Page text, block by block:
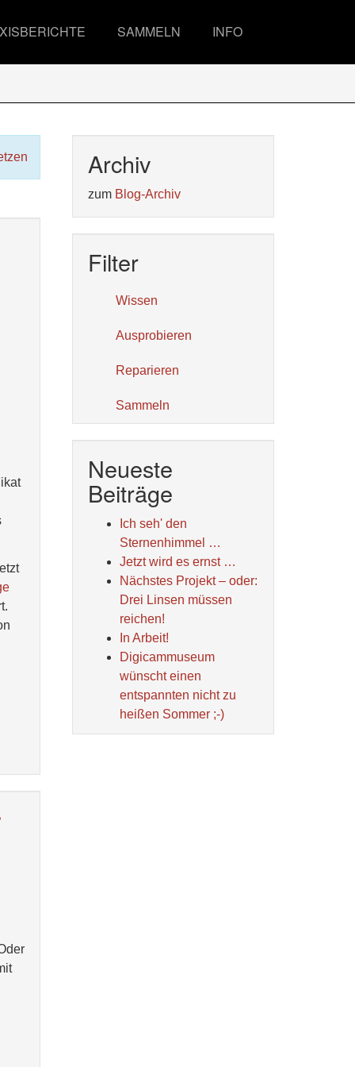
SAMMELN INFO
Archiv
zum Blog-Archiv
Filter
Wissen
Ausprobieren
Reparieren
Sammeln
Neueste
Beiträge
Ich seh' den
Sternenhimmel …
Jetzt wird es ernst …
Nächstes Projekt – oder:
Drei Linsen müssen
reichen!
In Arbeit!
Digicammuseum
wünscht einen
entspannten nicht zu
heißen Sommer ;-)